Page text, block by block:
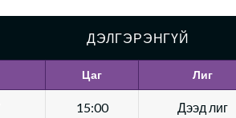
ДЭЛГЭРЭНГҮЙ
Цаг Лиг
15:00 Дээд лиг